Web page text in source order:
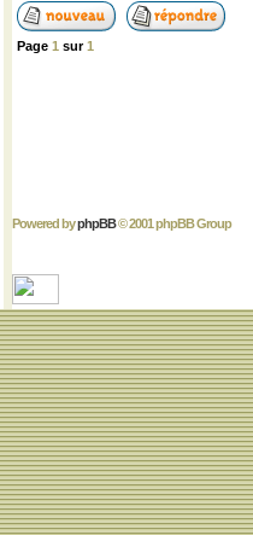
Page 1 sur1
Powered byphpBB© 2001 phpBB Group